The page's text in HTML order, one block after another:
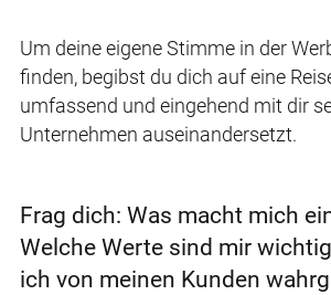
Um deine eigene Stimme in der
finden, begibst du dich auf eine
umfassend und eingehend mit dir
Unternehmen auseinandersetzt.
Frag dich: Was macht mich
Welche Werte sind mir
ich von meinen Kunden